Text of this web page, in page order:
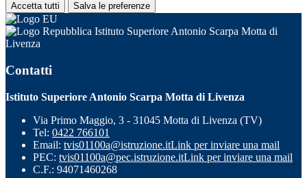
Accetta tutti Salva le preferenze
Istituto Superiore Antonio Scarpa Motta di
Livenza
Contatti
Istituto Superiore Antonio Scarpa Motta di Livenza
Via Primo Maggio, 3 - 31045 Motta di Livenza (TV)
Tel: 0422 766101
Email: tvis01100a@istruzione.itLink per inviare una mail
PEC: tvis01100a@pec.istruzione.itLink per inviare una mail
C.F.: 94071460268